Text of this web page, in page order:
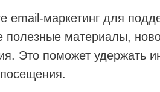
email-маркетинг для
полезные материалы,
Это поможет удержать